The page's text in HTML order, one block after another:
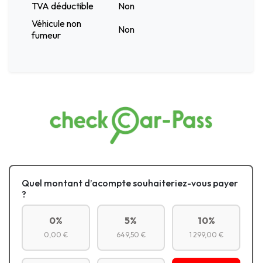
TVA déductible
Non
Véhicule non
fumeur
Non
Quel montant d’acompte souhaiteriez-vous payer
?
0%
0,00 €
5%
649,50 €
10%
1 299,00 €